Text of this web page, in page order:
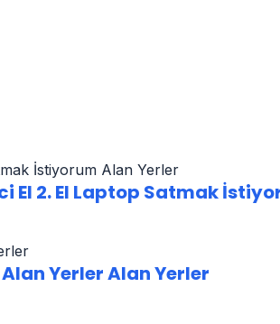
El 2. El Laptop Satmak
Yerler Alan Yerler